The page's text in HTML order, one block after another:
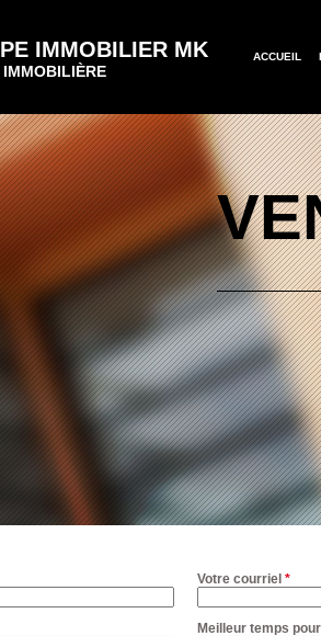
IMMOBILIER MK
IMMOBILIÈRE
ACCUEIL
Votre courriel *
Meilleur temps